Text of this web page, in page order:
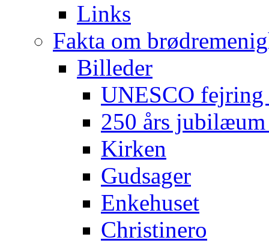
Links
Fakta om
Billeder
UNESCO fejring
250 års
Kirken
Gudsager
Enkehuset
Christinero